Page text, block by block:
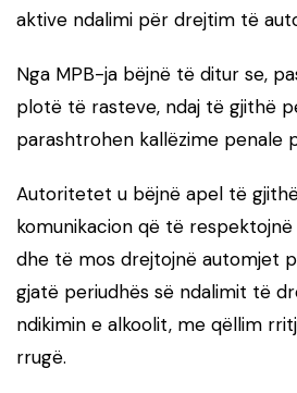
aktive ndalimi për drejtim të
Nga MPB-ja bëjnë të ditur se,
plotë të rasteve, ndaj të gjithë
parashtrohen kallëzime penale
Autoritetet u bëjnë apel të
komunikacion që të
dhe të mos drejtojnë automjet
gjatë periudhës së ndalimit të
ndikimin e alkoolit, me qëllim
rrugë.